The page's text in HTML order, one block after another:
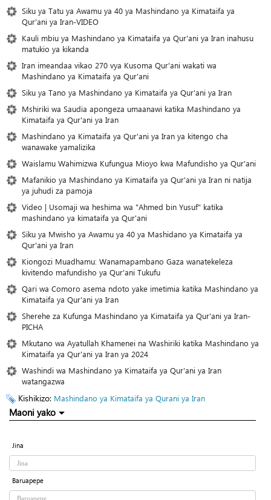
Siku ya Tatu ya Awamu ya 40 ya Mashindano ya Kimataifa ya
Qur'ani ya Iran-VIDEO
Kauli mbiu ya Mashindano ya Kimataifa ya Qur'ani ya Iran inahusu
matukio ya kikanda
Iran imeandaa vikao 270 vya Kusoma Qur'ani wakati wa
Mashindano ya Kimataifa ya Qur'ani
Siku ya Tano ya Mashindano ya Kimataifa ya Qur'ani ya Iran
Mshiriki wa Saudia apongeza umaanawi katika Mashindano ya
Kimataifa ya Qur'ani ya Iran
Mashindano ya Kimataifa ya Qur'ani ya Iran ya kitengo cha
wanawake yamalizika
Waislamu Wahimizwa Kufungua Mioyo kwa Mafundisho ya Qur'ani
Mafanikio ya Mashindano ya Kimataifa ya Qur'ani ya Iran ni natija
ya juhudi za pamoja
Video | Usomaji wa heshima wa "Ahmed bin Yusuf" katika
mashindano ya kimataifa ya Qur'ani
Siku ya Mwisho ya Awamu ya 40 ya Mashidano ya Kimataifa ya
Qur'ani ya Iran
Kiongozi Muadhamu: Wanamapambano Gaza wanatekeleza
kivitendo mafundisho ya Qur'ani Tukufu
Qari wa Comoro asema ndoto yake imetimia katika Mashindano ya
Kimataifa ya Qur'ani ya Iran
Sherehe za Kufunga Mashindano ya Kimataifa ya Qur'ani ya Iran-
PICHA
Mkutano wa Ayatullah Khamenei na Washiriki katika Mashindano ya
Kimataifa ya Qur'ani ya Iran ya 2024
Washindi wa Mashindano ya Kimataifa ya Qur'ani ya Iran
watangazwa
Kishikizo: Mashindano ya Kimataifa ya Qurani ya Iran
Maoni yako
Jina
Baruapepe